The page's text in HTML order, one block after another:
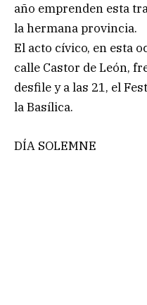
año emprenden esta
la hermana provincia.
El acto cívico, en esta
calle Castor de León,
desfile y a las 21, el
la Basílica.
DÍA SOLEMNE